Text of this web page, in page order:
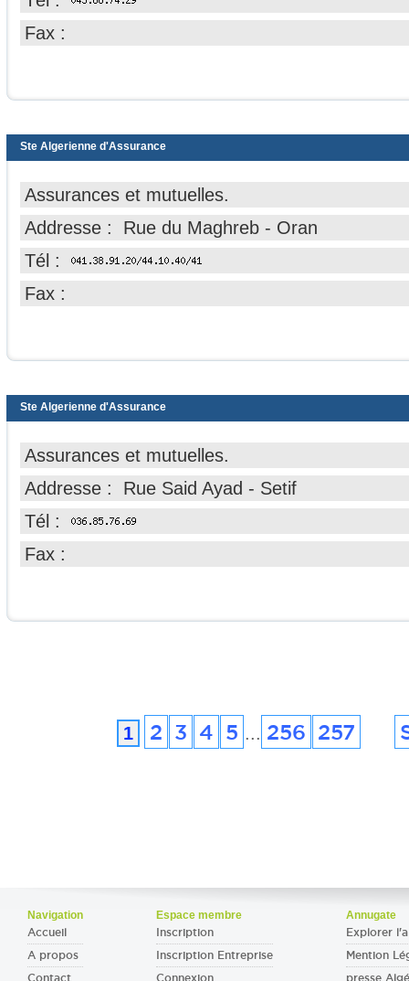
Fax :
Ste Algerienne d'Assurance
Assurances et mutuelles.
Addresse : Rue du Maghreb - Oran
Tél :
Fax :
Ste Algerienne d'Assurance
Assurances et mutuelles.
Addresse : Rue Said Ayad - Setif
Tél :
Fax :
1 2 3 4 5 ... 256 257
Navigation
Accueil
A propos
Espace membre
Inscription
Inscription Entreprise
Annugate
Explorer
Mention